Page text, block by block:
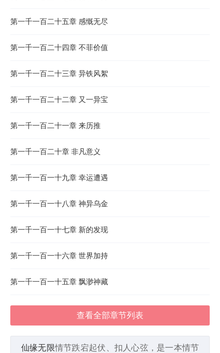
第一千一百二十五章 感慨无尽
第一千一百二十四章 不菲价值
第一千一百二十三章 异铁风絮
第一千一百二十二章 又一异宝
第一千一百二十一章 来历推
第一千一百二十章 非凡意义
第一千一百一十九章 幸运遭遇
第一千一百一十八章 神异乌金
第一千一百一十七章 新的发现
第一千一百一十六章 世界加持
第一千一百一十五章 飘渺神藏
查看全部章节列表
仙缘无限情节跌宕起伏、扣人心弦，是一本情节